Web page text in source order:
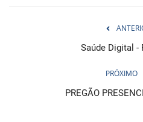
Saúde Digital -
PRÓXIMO
PREGÃO